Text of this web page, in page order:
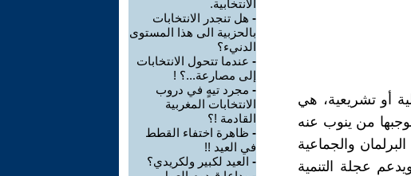
أو تشريعية، هي
من ينوب عنه
والجماعية
عجلة التنمية
الانتخابية.
- هل تنجدر الانتخابات
بالحزبية الى هذا المستوى
الدنيء؟
- عندما تتحول الانتخابات
إلى مصارعة...؟ !
- مجرد تيهٍ في دروب
الانتخابات المغربية
القادمة !؟
- ظاهرة اختفاء القطط
في العيد !!
- العيد لكبير ولكريدي؟